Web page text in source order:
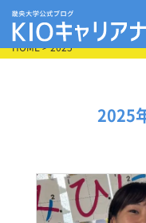
HOME> 2025
2025